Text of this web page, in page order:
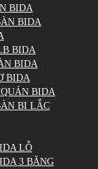
BIDA
BIDA
BIDA
BIDA
BIDA
BIDA
BI LẮC
LỖ
3 BĂNG